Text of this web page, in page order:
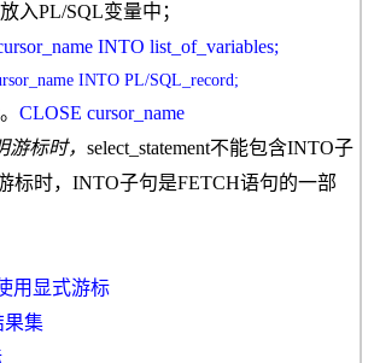
入PL/SQL变量中；
INTO list_of_variables;
INTO PL/SQL_record;
CLOSE cursor_name
标时， select_statement不能包含INTO子
标时， INTO子句是FETCH语句的一部
用显式游标
集